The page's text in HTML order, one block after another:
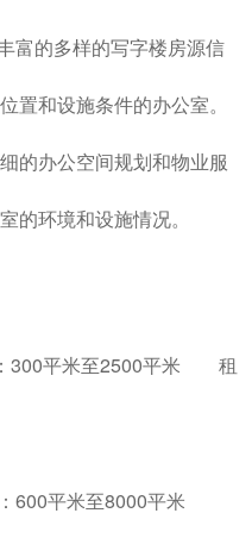
富的多样的写字楼房源信
置和设施条件的办公室。
的办公空间规划和物业服
的环境和设施情况。
300平米至2500平米 租
600平米至8000平米